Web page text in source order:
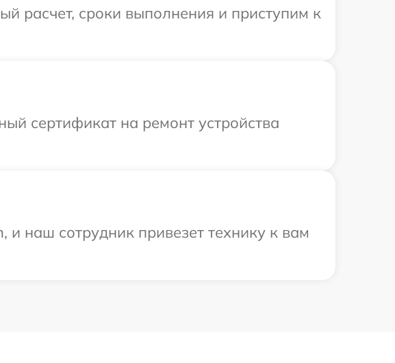
расчет, сроки выполнения и приступим к
сертификат на ремонт устройства
наш сотрудник привезет технику к вам